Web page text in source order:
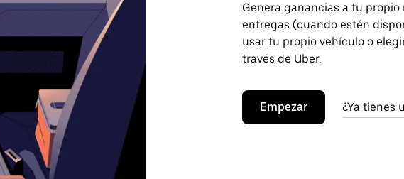
Genera ganancias a tu
entregas (cuando estén
usar tu propio vehículo o
través de Uber.
Empezar ¿Ya tienes